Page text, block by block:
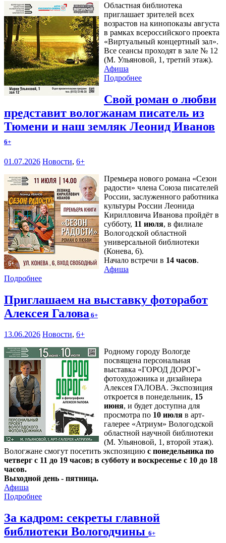
Областная библиотека
приглашает зрителей всех
возрастов на кинопоказы августа
в рамках всероссийского проекта
«Виртуальный концертный зал».
Все сеансы проходят в зале № 12
(М. Ульяновой, 1, третий этаж).
Афиша
Подробнее
Свой роман о любви
представит вологжанам писатель из
Тюмени и наш земляк Леонид Иванов
6+
01.07.2026 Новости, 6+
Премьера нового романа «Сезон
радости» члена Союза писателей
России, заслуженного работника
культуры России Леонида
Кирилловича Иванова пройдёт в
субботу, 11 июля, в филиале
Вологодской областной
универсальной библиотеки
(Конева, 6).
Начало встречи в 14 часов.
Афиша
Подробнее
Приглашаем на выставку фоторабот
Алексея Галова 6+
13.06.2026 Новости, 6+
Родному городу Вологде
посвящена персональная
выставка «ГОРОД ДОРОГ»
фотохудожника и дизайнера
Алексея ГАЛОВА. Экспозиция
откроется в понедельник, 15
июня, и будет доступна для
просмотра по 10 июля в арт-
галерее «Атриум» Вологодской
областной научной библиотеки
(М. Ульяновой, 1, второй этаж).
Вологжане смогут посетить экспозицию с понедельника по
четверг с 11 до 19 часов; в субботу и воскресенье с 10 до 18
часов.
Выходной день - пятница.
Афиша
Подробнее
За кадром: секреты главной
библиотеки Вологодчины 6+